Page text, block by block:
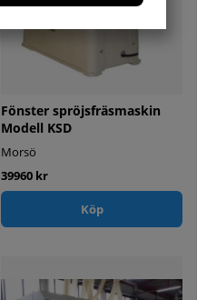
Fönster spröjsfräsmaskin
Modell KSD
Morsö
39960 kr
Köp